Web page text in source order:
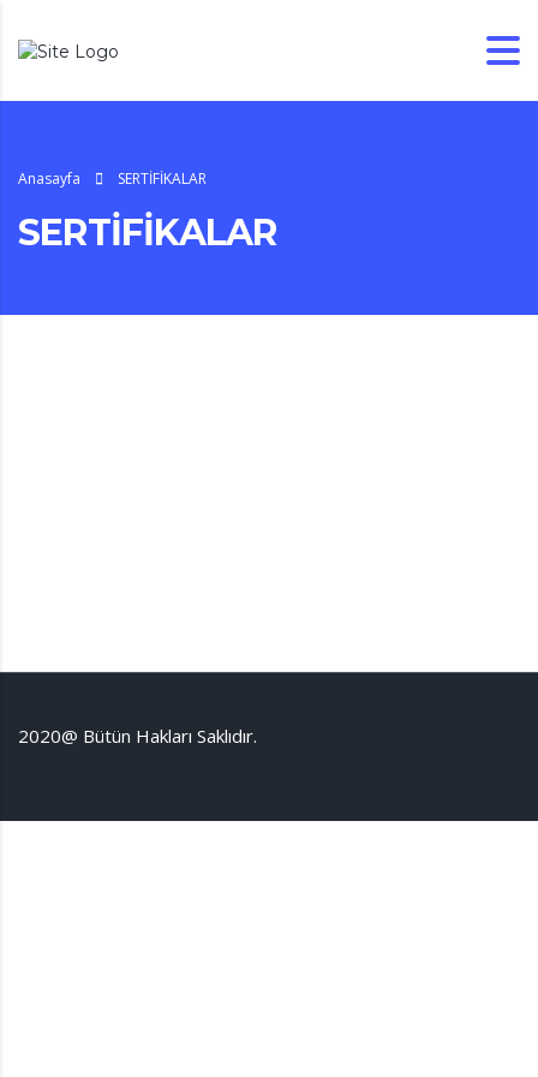
Anasayfa SERTİFİKALAR
SERTİFİKALAR
2020@ Bütün Hakları Saklıdır.